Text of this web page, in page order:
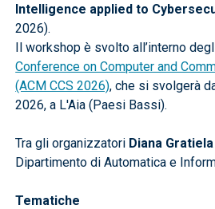
Intelligence applied to
2026).
Il workshop è svolto all’interno
Conference on Computer and
(ACM CCS 2026), che si svolgerà
2026, a L'Aia (Paesi Bassi).
Tra gli organizzatori Diana
Dipartimento di Automatica e
Tematiche